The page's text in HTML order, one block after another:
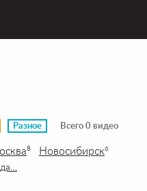
Разное Всего 0 видео
8 Новосибирск6